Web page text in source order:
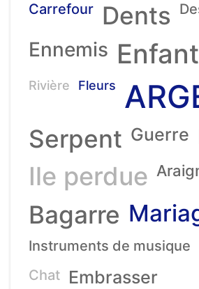
Carrefour Dents
Ennemis Enfant
Rivière Fleurs
Serpent Guerre
Ile perdue
Bagarre
Instruments de musique
Chat Embrasser